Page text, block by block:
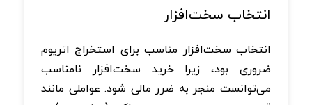
انتخاب سخت‌افزار
انتخاب سخت‌افزار مناسب برای استخراج اتریوم
ضروری بود، زیرا خرید سخت‌افزار نامناسب
می‌توانست منجر به ضرر مالی شود. عواملی مانند